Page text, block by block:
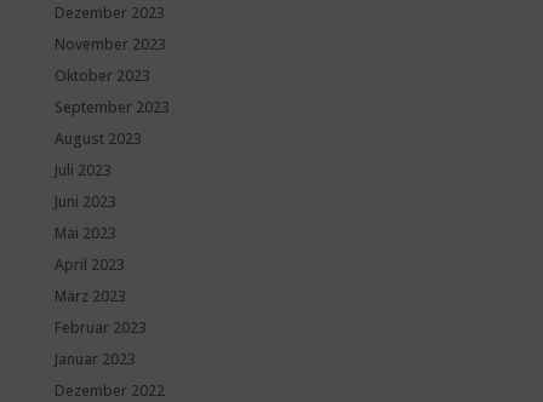
Dezember 2023
November 2023
Oktober 2023
September 2023
August 2023
Juli 2023
Juni 2023
Mai 2023
April 2023
März 2023
Februar 2023
Januar 2023
Dezember 2022